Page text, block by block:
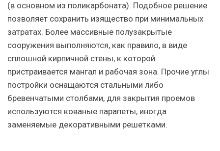
(в основном из поликарбоната). Подобное решение
позволяет сохранить изящество при минимальных
затратах. Более массивные полузакрытые
сооружения выполняются, как правило, в виде
сплошной кирпичной стены, к которой
пристраивается мангал и рабочая зона. Прочие углы
постройки оснащаются стальными либо
бревенчатыми столбами, для закрытия проемов
используются кованые парапеты, иногда
заменяемые декоративными решетками.